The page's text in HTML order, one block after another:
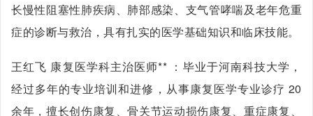
长慢性阻塞性肺疾病、肺部感染、支气管哮喘及老年危重
症的诊断与救治，具有扎实的医学基础知识和临床技能。
王红飞 康复医学科主治医师** ：毕业于河南科技大学，
经过多年的专业培训和进修，从事康复医学专业诊疗 20
余年，擅长创伤康复、骨关节运动损伤康复、重症康复、